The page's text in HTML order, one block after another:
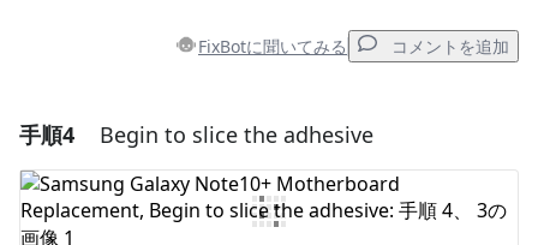
FixBotに聞いてみる コメントを追加
コメントを追加
コメントを追加
手順4 Begin to slice the adhesive